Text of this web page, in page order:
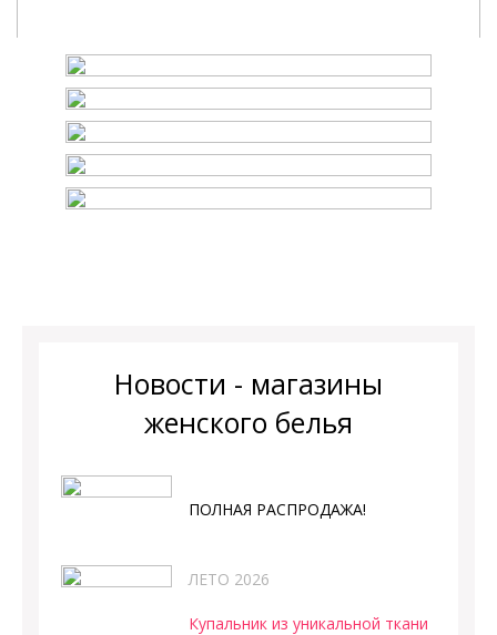
Новости - магазины
женского белья
ПОЛНАЯ РАСПРОДАЖА!
ЛЕТО 2026
Купальник из уникальной ткани